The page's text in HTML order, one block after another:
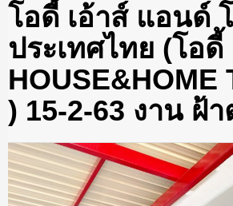
โอดี้ เอ้าส์ แอนด์
ประเทศไทย (โอดี้
HOUSE&HOME
) 15-2-63 งาน ฝ้า